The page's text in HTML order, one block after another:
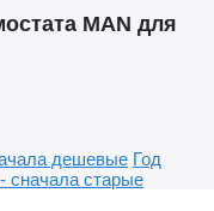
MAN для
дешевые Год
сначала старые